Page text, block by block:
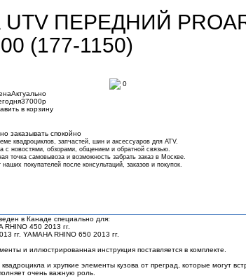
ПЕРЕДНИЙ
(177-1150)
0
Актуально
37000p
в корзину
заказывать спокойно
квадроциклов, запчастей, шин и аксессуаров для ATV.
с новостями, обзорами, общением и обратной связью.
точка самовывоза и возможность забрать заказ в Москве.
покупателей после консультаций, заказов и покупок.
в Канаде специально для:
RHINO 450 2013 гг.
гг. YAMAHA RHINO 650 2013 гг.
и иллюстрированная инструкция поставляется в комплекте.
и хрупкие элементы кузова от преград, которые могут
очень важную роль.